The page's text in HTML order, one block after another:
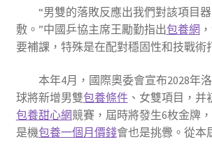
“男雙的落敗反應出我們對該項目
敷。”中國乒協主席王勵勤指出包養網
要補課，特殊是在配對穩固性和技戰術
本年4月，國際奧委會宣布2028年
球將新增男雙包養條件、女雙項目，并
包養甜心網競賽，屆時將發生6枚金牌
是機包養一個月價錢會也是挑釁。從本